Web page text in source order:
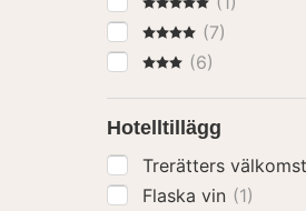
4 Stjärnor
(7)
3 Stjärnor
(6)
Hotelltillägg
Trerätters
Flaska vin (1)